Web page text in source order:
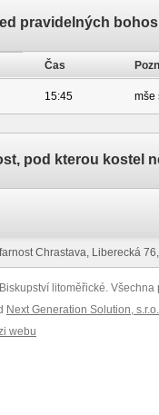
pravidelných
Čas
15:45 mše
pod kterou kostel
Chrastava, Liberecká
litoměřické. Všechna
Next Generation Solution, s.r.o.
webu